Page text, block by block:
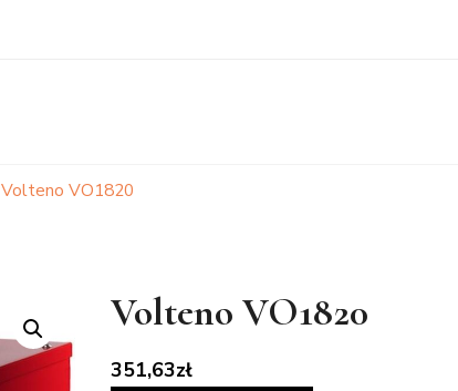
Volteno VO1820
Volteno VO1820
351,63zł